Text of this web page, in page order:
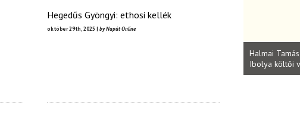
Hegedűs Gyöngyi: ethosi kellék
október 29th, 2025 | by Napút Online
Halmai
Ibolya költői